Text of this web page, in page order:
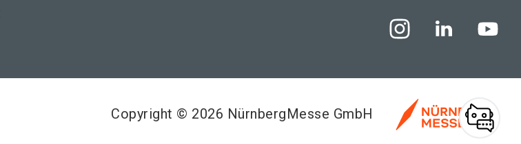
Copyright © 2026 NürnbergMesse GmbH